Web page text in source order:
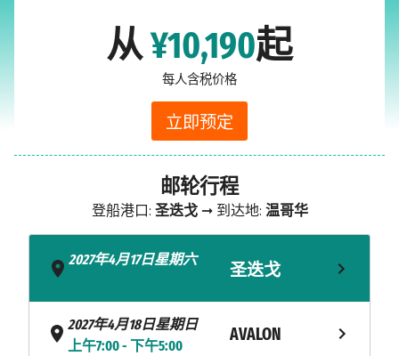
从¥10,190起
每人含税价格
立即预定
邮轮行程
登船港口: 圣迭戈➞ 到达地: 温哥华
2027年4月17日星期六
圣迭戈
2027年4月18日星期日
上午7:00 - 下午5:00
AVALON